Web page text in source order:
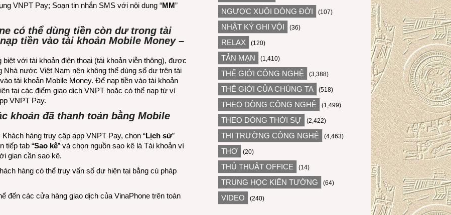
VNPT Pay; Soạn tin nhắn SMS với nội dung “MM”
có thể dùng tiền còn dư trong tài
tiền vào tài khoản Mobile Money –
với tài khoản điện thoại (tài khoản viễn thông), được
Nhà nước Việt Nam nên không thể dùng số dư trên tài
tài khoản Mobile Money. Để nạp tiền vào tài khoản
tại các điểm giao dịch VNPT hoặc có thể nạp từ ví
VNPT Pay.
khoản đã thanh toán bằng Mobile
hàng truy cập app VNPT Pay, chọn “Lịch sử”
tiếp tab “Sao kê” và chọn nguồn sao kê là Tài khoản ví
gian cần sao kê.
hàng có thể truy vấn số dư hiện tại bằng cú pháp
đến các cửa hàng giao dịch của VinaPhone trên toàn
NGƯỢC XUÔI DÒNG ĐỜI (107)
NHẬT KÝ GHI VỘI (36)
RELAX (120)
TẢN MẠN (1,410)
THẾ GIỚI CÔNG NGHỆ (3,388)
THẾ GIỚI CỦA CHÚNG TA (518)
THEO DÒNG CÔNG NGHỆ (1,499)
THEO DÒNG THỜI SỰ (2,422)
THỊ TRƯỜNG CÔNG NGHỆ (4,463)
THƠ (20)
THỦ THUẬT OFFICE (14)
TRUNG HỌC KIẾN TƯỜNG (64)
VIDEO (240)